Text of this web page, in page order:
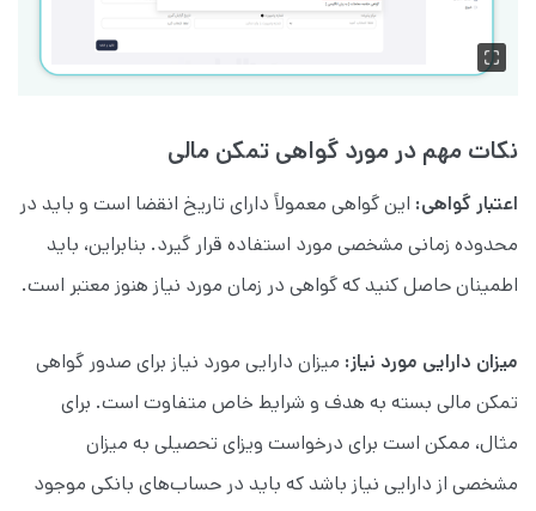
نکات مهم در مورد گواهی تمکن مالی
اعتبار گواهی: این گواهی معمولاً دارای تاریخ انقضا است و باید در
محدوده زمانی مشخصی مورد استفاده قرار گیرد. بنابراین، باید
اطمینان حاصل کنید که گواهی در زمان مورد نیاز هنوز معتبر است.
میزان دارایی مورد نیاز: میزان دارایی مورد نیاز برای صدور گواهی
تمکن مالی بسته به هدف و شرایط خاص متفاوت است. برای
مثال، ممکن است برای درخواست ویزای تحصیلی به میزان
مشخصی از دارایی‌ نیاز باشد که باید در حساب‌های بانکی موجود